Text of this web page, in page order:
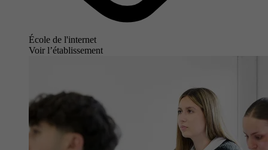
École de l'internet
Voir l’établissement